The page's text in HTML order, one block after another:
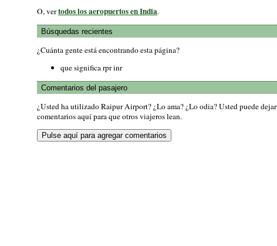
O, vertodos los aeropuertos en India.
Búsquedas recientes
¿Cuánta gente está encontrando esta página?
que significa rpr inr
Comentarios del pasajero
¿Usted ha utilizado Raipur Airport? ¿Lo ama? ¿Lo odia? Usted puede dejar
comentarios aquí para que otros viajeros lean.